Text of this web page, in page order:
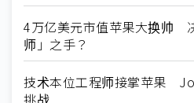
4万亿美元市值苹果大换帅
师」之手？
技术本位工程师接掌苹果